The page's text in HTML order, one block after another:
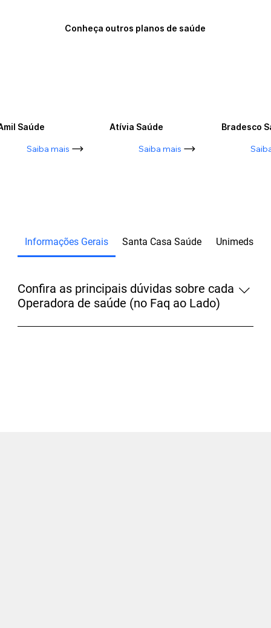
Conheça outros planos de saúde
Saúde
Saiba mais
Atívia Saúde
Saiba mais
Bradesco
Informações Gerais Santa Casa Saúde Unimeds
Confira as principais dúvidas sobre cada
Operadora de saúde (no Faq ao Lado)
Para maiores informações, fale com um de nossos